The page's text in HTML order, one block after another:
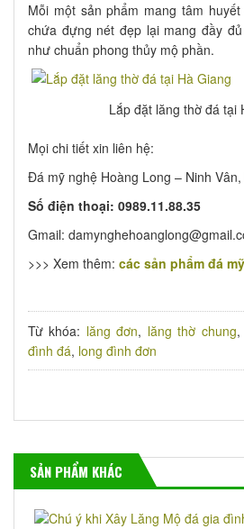
Mỗi một sản phẩm mang tâm
chứa đựng nét đẹp lại mang đầy
như chuẩn phong thủy mộ phần.
Lắp đặt lăng thờ đá tại
Mọi chi tiết xin liên hệ:
Đá mỹ nghệ Hoàng Long – Ninh
Số điện thoại: 0989.11.88.35
Gmail:
>>> Xem thêm: các sản phẩm đá
Từ khóa: lăng đơn, lăng thờ chung,
đình đá, long đình đơn
SẢN PHẨM KHÁC